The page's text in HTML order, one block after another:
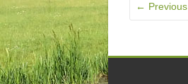
← Previous